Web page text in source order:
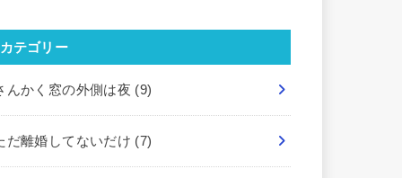
カテゴリー
んかく窓の外側は夜 (9)
だ離婚してないだけ (7)